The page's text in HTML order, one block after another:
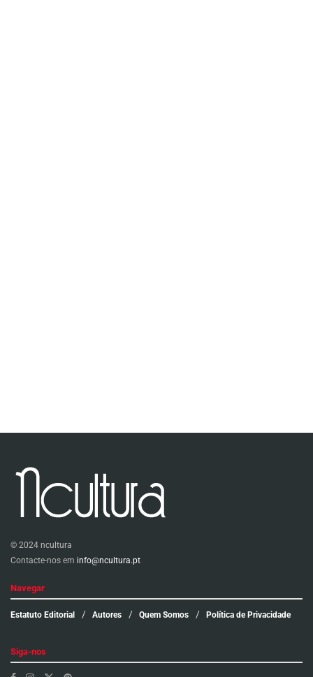
© 2024 ncultura
Contacte-nos em info@ncultura.pt
Navegar
Estatuto Editorial Autores Quem Somos Política de Privacidade
Siga-nos